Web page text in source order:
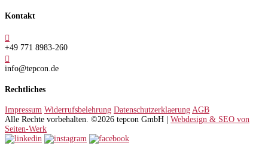
Kontakt

+49 771 8983-260

info@tepcon.de
Rechtliches
Impressum Widerrufsbelehrung Datenschutzerklaerung AGB
Alle Rechte vorbehalten. ©2026 tepcon GmbH | Webdesign & SEO von
Seiten-Werk